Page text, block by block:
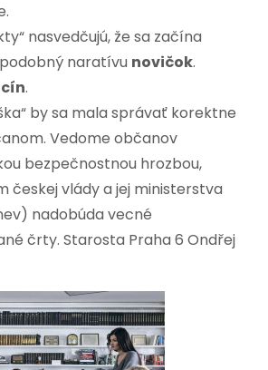
nasvedčujú, že sa začína
naratívu novičok.
.
by sa mala správať korektne
Vedome občanov
bezpečnostnou hrozbou,
českej vlády a jej ministerstva
nadobúda vecné
črty. Starosta Praha 6 Ondřej